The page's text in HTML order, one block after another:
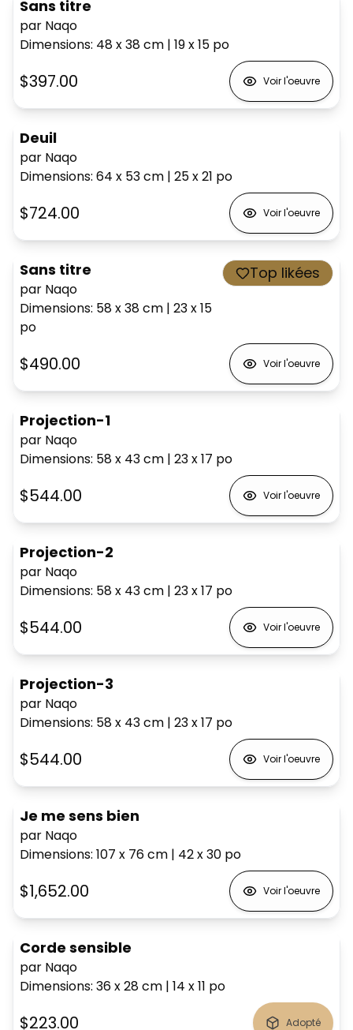
Sans titre
par Naqo
Dimensions: 48 x 38cm | 19 x 15 po
$397.00 Voir l'oeuvre
Deuil
par Naqo
Dimensions: 64 x 53cm | 25 x 21 po
$724.00 Voir l'oeuvre
Sans titre
par Naqo
Dimensions: 58 x 38cm | 23 x 15
po
Top likées
$490.00 Voir l'oeuvre
Projection-1
par Naqo
Dimensions: 58 x 43cm | 23 x 17 po
$544.00 Voir l'oeuvre
Projection-2
par Naqo
Dimensions: 58 x 43cm | 23 x 17 po
$544.00 Voir l'oeuvre
Projection-3
par Naqo
Dimensions: 58 x 43cm | 23 x 17 po
$544.00 Voir l'oeuvre
Je me sens bien
par Naqo
Dimensions: 107 x 76cm | 42 x 30 po
$1,652.00 Voir l'oeuvre
Corde sensible
par Naqo
Dimensions: 36 x 28cm | 14 x 11 po
$223.00 Adopté